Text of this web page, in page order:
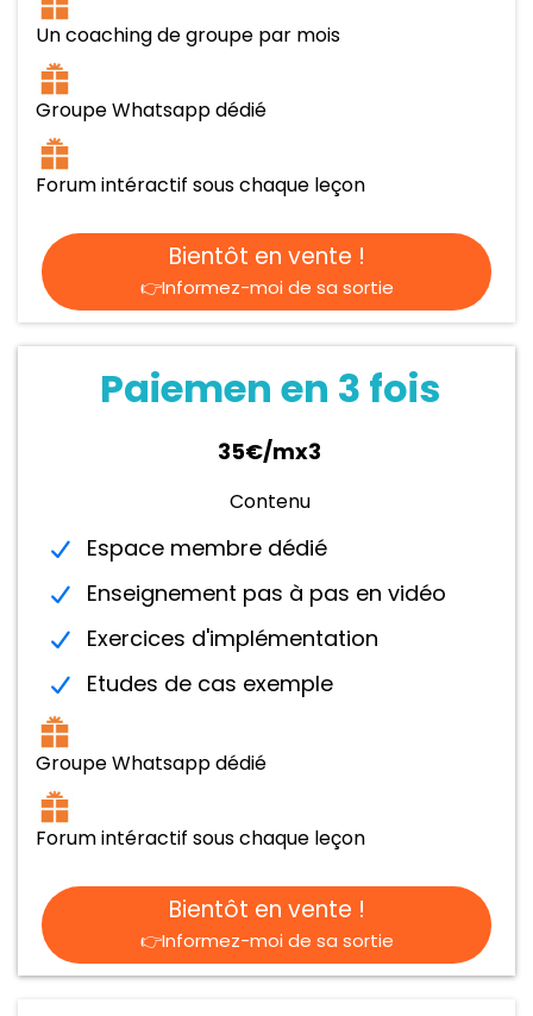
Un coaching de groupe par mois
Groupe Whatsapp dédié
Forum intéractif sous chaque leçon
Bientôt en vente !
👉Informez-moi de sa sortie
Paiemen en 3 fois
35€/mx3
Contenu
Espace membre dédié
Enseignement pas à pas en vidéo
Exercices d'implémentation
Etudes de cas exemple
Groupe Whatsapp dédié
Forum intéractif sous chaque leçon
Bientôt en vente !
👉Informez-moi de sa sortie